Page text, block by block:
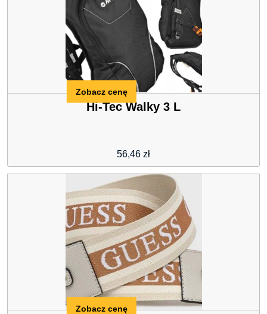
Hi-Tec Walky 3 L
56,46 zł
Zobacz cenę
Zobacz cenę